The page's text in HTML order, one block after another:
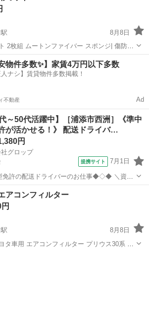
8月8日
2枚組 ムートンファイバー スポンジ| 傷防止|
ートンファイバー
前駅 メンテナンス用品 洗車
物件多数✨】家賃4万円以下多数
人ナシ】賃貸物件多数掲載！
不動産 Ad
代～50代活躍中】［浦添市西洲］《準中
が活かせる！》 配送ドライバ…
円
グロップ
提携サイト 7月1日
の配送ドライバーのお仕事◆◇◆ ＼資格
日以前の普通免許取得者も可 （免許証に「中
イバー
アコンフィルター
8月8日
タ車用 エアコンフィルター プリウス30系 ア